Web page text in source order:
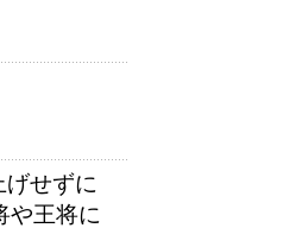
せずに
や王将に